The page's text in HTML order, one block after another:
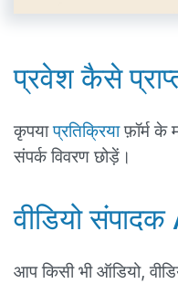
प्रवेश कैसे
कृपयाप्रतिक्रियाफ़ॉर्म के
संपर्क विवरण छोड़ें।
वीडियो संपादक
आप किसी भी ऑडियो,